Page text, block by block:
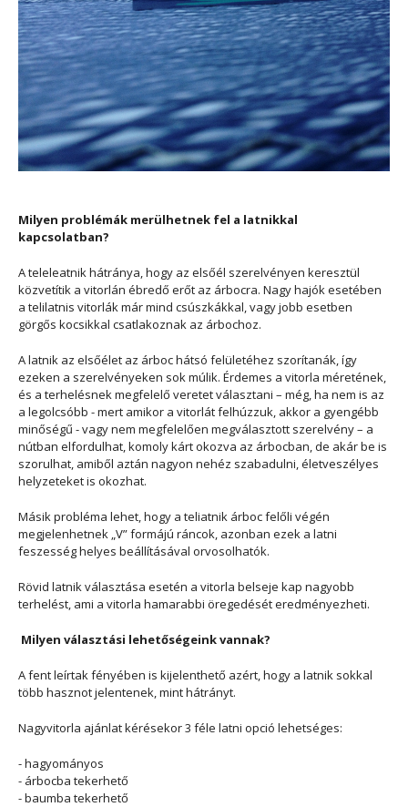
Milyen problémák merülhetnek fel a latnikkal
kapcsolatban?
A teleleatnik hátránya, hogy az elsőél szerelvényen keresztül
közvetítik a vitorlán ébredő erőt az árbocra. Nagy hajók esetében
a telilatnis vitorlák már mind csúszkákkal, vagy jobb esetben
görgős kocsikkal csatlakoznak az árbochoz.
A latnik az elsőélet az árboc hátsó felületéhez szorítanák, így
ezeken a szerelvényeken sok múlik. Érdemes a vitorla méretének,
és a terhelésnek megfelelő veretet választani – még, ha nem is az
a legolcsóbb - mert amikor a vitorlát felhúzzuk, akkor a gyengébb
minőségű - vagy nem megfelelően megválasztott szerelvény – a
nútban elfordulhat, komoly kárt okozva az árbocban, de akár be is
szorulhat, amiből aztán nagyon nehéz szabadulni, életveszélyes
helyzeteket is okozhat.
Másik probléma lehet, hogy a teliatnik árboc felőli végén
megjelenhetnek „V” formájú ráncok, azonban ezek a latni
feszesség helyes beállításával orvosolhatók.
Rövid latnik választása esetén a vitorla belseje kap nagyobb
terhelést, ami a vitorla hamarabbi öregedését eredményezheti.
Milyen választási lehetőségeink vannak?
A fent leírtak fényében is kijelenthető azért, hogy a latnik sokkal
több hasznot jelentenek, mint hátrányt.
Nagyvitorla ajánlat kérésekor 3 féle latni opció lehetséges:
- hagyományos
- árbocba tekerhető
- baumba tekerhető